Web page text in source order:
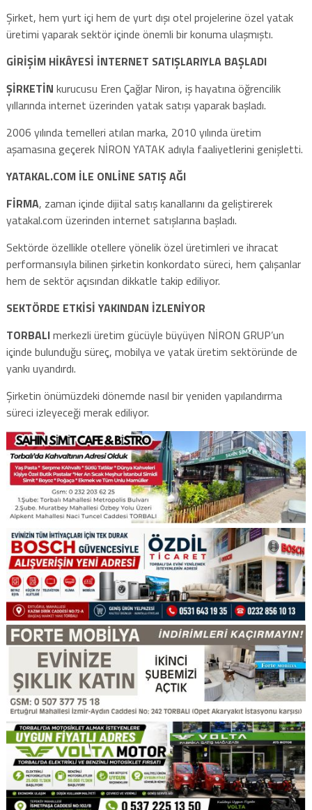
Şirket, hem yurt içi hem de yurt dışı otel projelerine özel yatak
üretimi yaparak sektör içinde önemli bir konuma ulaşmıştı.
GİRİŞİM HİKÂYESİ İNTERNET SATIŞLARIYLA BAŞLADI
ŞİRKETİN kurucusu Eren Çağlar Niron, iş hayatına öğrencilik
yıllarında internet üzerinden yatak satışı yaparak başladı.
2006 yılında temelleri atılan marka, 2010 yılında üretim
aşamasına geçerek NİRON YATAK adıyla faaliyetlerini genişletti.
YATAKAL.COM İLE ONLİNE SATIŞ AĞI
FİRMA, zaman içinde dijital satış kanallarını da geliştirerek
yatakal.com üzerinden internet satışlarına başladı.
Sektörde özellikle otellere yönelik özel üretimleri ve ihracat
performansıyla bilinen şirketin konkordato süreci, hem çalışanlar
hem de sektör açısından dikkatle takip ediliyor.
SEKTÖRDE ETKİSİ YAKINDAN İZLENİYOR
TORBALImerkezli üretim gücüyle büyüyen NİRON GRUP’un
içinde bulunduğu süreç, mobilya ve yatak üretim sektöründe de
yankı uyandırdı.
Şirketin önümüzdeki dönemde nasıl bir yeniden yapılandırma
süreci izleyeceği merak ediliyor.